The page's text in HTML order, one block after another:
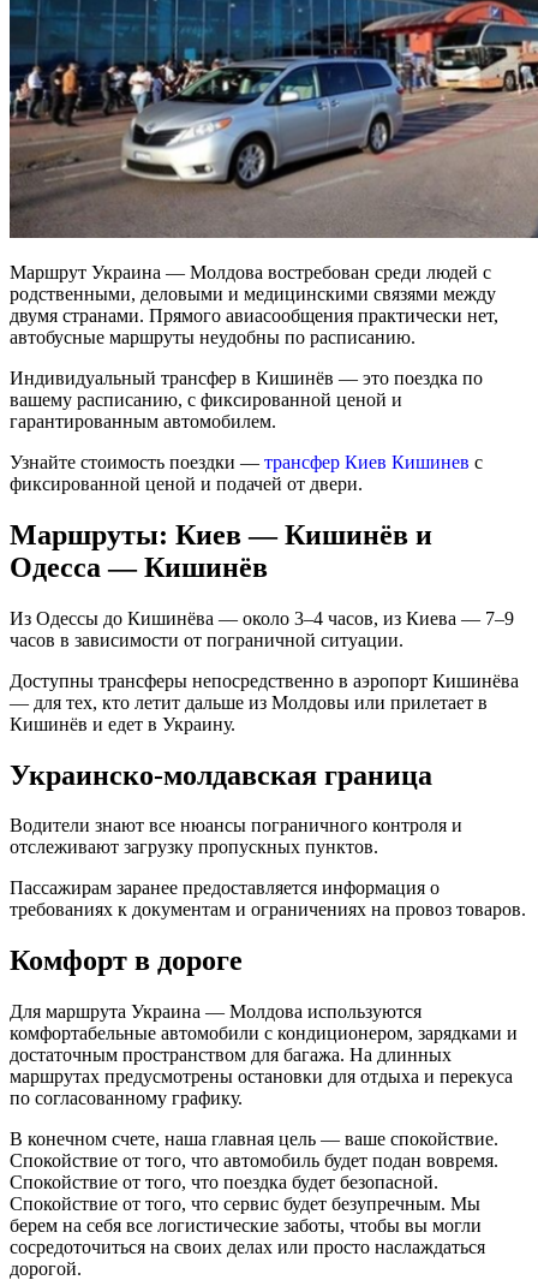
Маршрут Украина — Молдова востребован среди людей с
родственными, деловыми и медицинскими связями между
двумя странами. Прямого авиасообщения практически нет,
автобусные маршруты неудобны по расписанию.
Индивидуальный трансфер в Кишинёв — это поездка по
вашему расписанию, с фиксированной ценой и
гарантированным автомобилем.
Узнайте стоимость поездки — трансфер Киев Кишинев с
фиксированной ценой и подачей от двери.
Маршруты: Киев — Кишинёв и
Одесса — Кишинёв
Из Одессы до Кишинёва — около 3–4 часов, из Киева — 7–9
часов в зависимости от пограничной ситуации.
Доступны трансферы непосредственно в аэропорт Кишинёва
— для тех, кто летит дальше из Молдовы или прилетает в
Кишинёв и едет в Украину.
Украинско-молдавская граница
Водители знают все нюансы пограничного контроля и
отслеживают загрузку пропускных пунктов.
Пассажирам заранее предоставляется информация о
требованиях к документам и ограничениях на провоз товаров.
Комфорт в дороге
Для маршрута Украина — Молдова используются
комфортабельные автомобили с кондиционером, зарядками и
достаточным пространством для багажа. На длинных
маршрутах предусмотрены остановки для отдыха и перекуса
по согласованному графику.
В конечном счете, наша главная цель — ваше спокойствие.
Спокойствие от того, что автомобиль будет подан вовремя.
Спокойствие от того, что поездка будет безопасной.
Спокойствие от того, что сервис будет безупречным. Мы
берем на себя все логистические заботы, чтобы вы могли
сосредоточиться на своих делах или просто наслаждаться
дорогой.